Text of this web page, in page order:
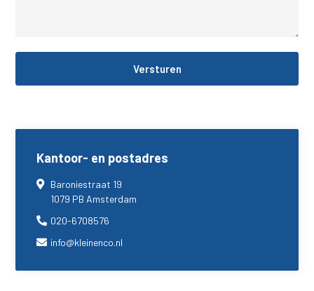
Kantoor- en postadres
Baroniestraat 19
1079 PB Amsterdam
020-6708576
info@kleinenco.nl